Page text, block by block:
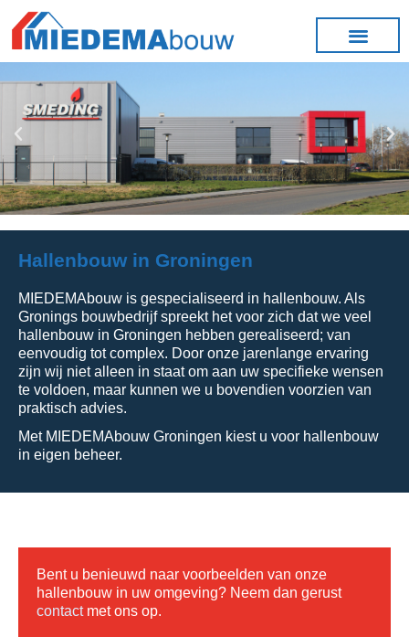
Hallenbouw in Groningen
MIEDEMAbouw is gespecialiseerd in hallenbouw. Als
Gronings bouwbedrijf spreekt het voor zich dat we veel
hallenbouw in Groningen hebben gerealiseerd; van
eenvoudig tot complex. Door onze jarenlange ervaring
zijn wij niet alleen in staat om aan uw specifieke wensen
te voldoen, maar kunnen we u bovendien voorzien van
praktisch advies.
Met MIEDEMAbouw Groningen kiest u voor hallenbouw
in eigen beheer.
Bent u benieuwd naar voorbeelden van onze
hallenbouw in uw omgeving? Neem dan gerust
contact met ons op.